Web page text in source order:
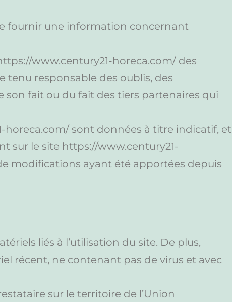
fournir une information concernant
www.century21-horeca.com/ des
tenu responsable des oublis, des
son fait ou du fait des tiers partenaires qui
horeca.com/ sont données à titre indicatif, et
sur le site https://www.century21-
modifications ayant été apportées depuis
liés à l’utilisation du site. De plus,
récent, ne contenant pas de virus et avec
sur le territoire de l’Union